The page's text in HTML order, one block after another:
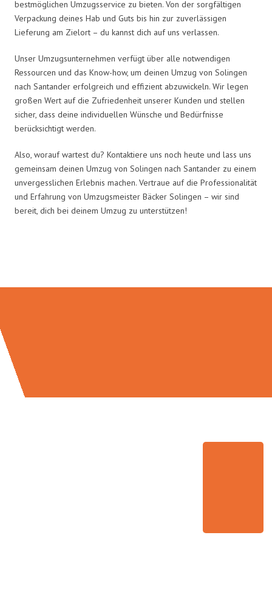
bestmöglichen Umzugsservice zu bieten. Von der sorgfältigen
Verpackung deines Hab und Guts bis hin zur zuverlässigen
Lieferung am Zielort – du kannst dich auf uns verlassen.
Unser Umzugsunternehmen verfügt über alle notwendigen
Ressourcen und das Know-how, um deinen Umzug von Solingen
nach Santander erfolgreich und effizient abzuwickeln. Wir legen
großen Wert auf die Zufriedenheit unserer Kunden und stellen
sicher, dass deine individuellen Wünsche und Bedürfnisse
berücksichtigt werden.
Also, worauf wartest du? Kontaktiere uns noch heute und lass uns
gemeinsam deinen Umzug von Solingen nach Santander zu einem
unvergesslichen Erlebnis machen. Vertraue auf die Professionalität
und Erfahrung von Umzugsmeister Bäcker Solingen – wir sind
bereit, dich bei deinem Umzug zu unterstützen!